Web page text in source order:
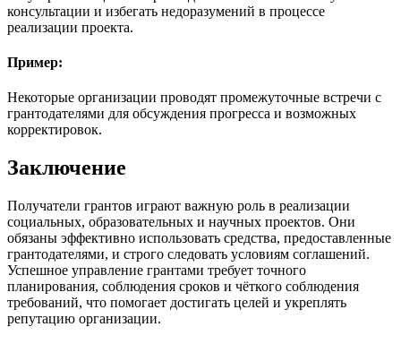
консультации и избегать недоразумений в процессе
реализации проекта.
Пример:
Некоторые организации проводят промежуточные встречи с
грантодателями для обсуждения прогресса и возможных
корректировок.
Заключение
Получатели грантов играют важную роль в реализации
социальных, образовательных и научных проектов. Они
обязаны эффективно использовать средства, предоставленные
грантодателями, и строго следовать условиям соглашений.
Успешное управление грантами требует точного
планирования, соблюдения сроков и чёткого соблюдения
требований, что помогает достигать целей и укреплять
репутацию организации.